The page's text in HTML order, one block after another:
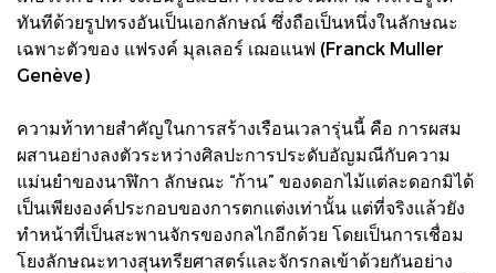
ทันทีด้วยรูปทรงอันเป็นเอกลักษณ์ ซึ่งถือเป็นหนึ่งในลักษณะ
เฉพาะตัวของ แฟรงค์ มุลเลอร์ เฌอแนฟ (Franck Muller
Genève)
ความท้าทายสำคัญในการสร้างเรือนเวลารุ่นนี้ คือ การผสม
ผสานอย่างลงตัวระหว่างศิลปะการประดับอัญมณีกับความ
แม่นยำของนาฬิกา ลักษณะ “ก้าน” ของดอกไม้แต่ละดอกมิได้
เป็นเพียงองค์ประกอบของการตกแต่งเท่านั้น แต่ที่จริงแล้วยัง
ทำหน้าที่เป็นสะพานจักรของกลไกอีกด้วย โดยเป็นการเชื่อม
โยงลักษณะทางสุนทรียศาสตร์และจักรกลเข้าด้วยกันอย่าง